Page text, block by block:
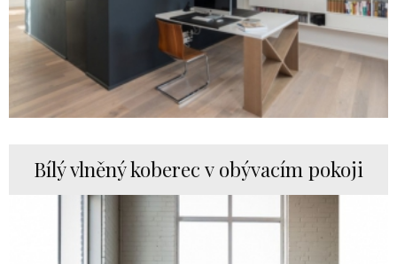
Bílý vlněný koberec v obývacím pokoji